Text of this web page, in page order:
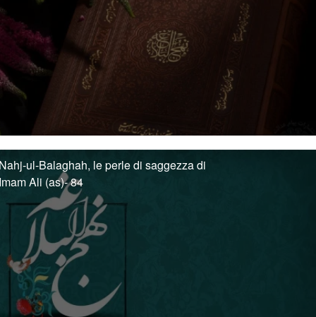
ul-Balaghah, le perle di saggezza di
Ali (as)- 84